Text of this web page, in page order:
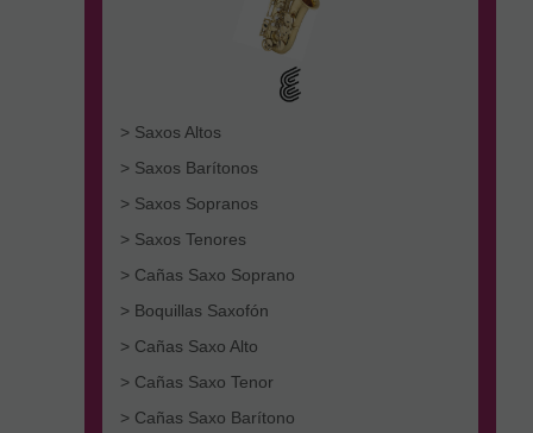
> Saxos Altos
> Saxos Barítonos
> Saxos Sopranos
> Saxos Tenores
> Cañas Saxo Soprano
> Boquillas Saxofón
> Cañas Saxo Alto
> Cañas Saxo Tenor
> Cañas Saxo Barítono